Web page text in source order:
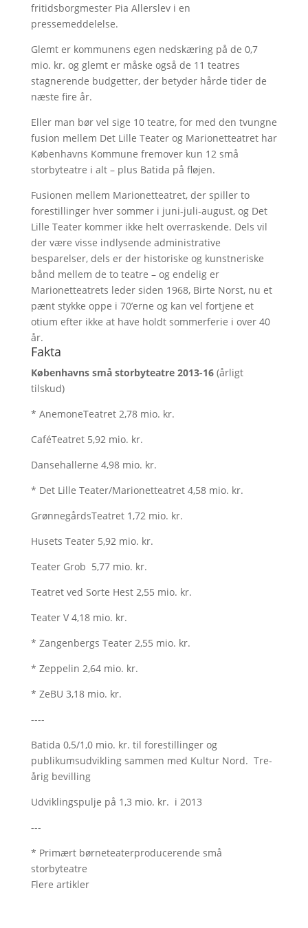
fritidsborgmester Pia Allerslev i en
pressemeddelelse.
Glemt er kommunens egen nedskæring på de 0,7
mio. kr. og glemt er måske også de 11 teatres
stagnerende budgetter, der betyder hårde tider de
næste fire år.
Eller man bør vel sige 10 teatre, for med den tvungne
fusion mellem Det Lille Teater og Marionetteatret har
Københavns Kommune fremover kun 12 små
storbyteatre i alt – plus Batida på fløjen.
Fusionen mellem Marionetteatret, der spiller to
forestillinger hver sommer i juni-juli-august, og Det
Lille Teater kommer ikke helt overraskende. Dels vil
der være visse indlysende administrative
besparelser, dels er der historiske og kunstneriske
bånd mellem de to teatre – og endelig er
Marionetteatrets leder siden 1968, Birte Norst, nu et
pænt stykke oppe i 70’erne og kan vel fortjene et
otium efter ikke at have holdt sommerferie i over 40
år.
Fakta
Københavns små storbyteatre 2013-16(årligt
tilskud)
* AnemoneTeatret 2,78 mio. kr.
CaféTeatret 5,92 mio. kr.
Dansehallerne 4,98 mio. kr.
* Det Lille Teater/Marionetteatret 4,58 mio. kr.
GrønnegårdsTeatret 1,72 mio. kr.
Husets Teater 5,92 mio. kr.
Teater Grob 5,77 mio. kr.
Teatret ved Sorte Hest 2,55 mio. kr.
Teater V 4,18 mio. kr.
* Zangenbergs Teater 2,55 mio. kr.
* Zeppelin 2,64 mio. kr.
* ZeBU 3,18 mio. kr.
----
Batida 0,5/1,0 mio. kr. til forestillinger og
publikumsudvikling sammen med Kultur Nord. Tre-
årig bevilling
Udviklingspulje på 1,3 mio. kr. i 2013
---
* Primært børneteaterproducerende små
storbyteatre
Flere artikler